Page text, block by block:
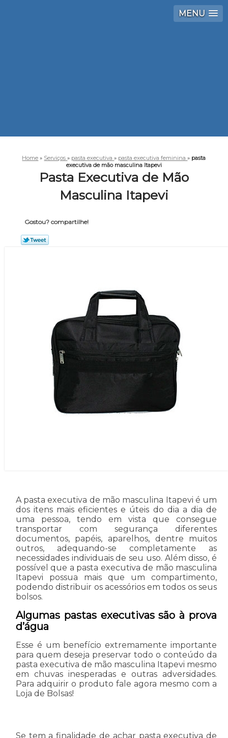
MENU
Home » Serviços» pasta executiva» pasta executiva feminina» pasta
executiva de mão masculina Itapevi
Pasta Executiva de Mão
Masculina Itapevi
Gostou? compartilhe!
A pasta executiva de mão masculina Itapevi é um
dos itens mais eficientes e úteis do dia a dia de
uma pessoa, tendo em vista que consegue
transportar com segurança diferentes
documentos, papéis, aparelhos, dentre muitos
outros, adequando-se completamente as
necessidades individuais de seu uso. Além disso, é
possível que a pasta executiva de mão masculina
Itapevi possua mais que um compartimento,
podendo distribuir os acessórios em todos os seus
bolsos.
Algumas pastas executivas são à prova
d’água
Esse é um benefício extremamente importante
para quem deseja preservar todo o conteúdo da
pasta executiva de mão masculina Itapevi mesmo
em chuvas inesperadas e outras adversidades.
Para adquirir o produto fale agora mesmo com a
Loja de Bolsas!
Se tem a finalidade de achar pasta executiva de